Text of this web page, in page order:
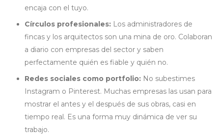
encaja con el tuyo.
Círculos profesionales: Los administradores de
fincas y los arquitectos son una mina de oro. Colaboran
a diario con empresas del sector y saben
perfectamente quién es fiable y quién no.
Redes sociales como portfolio: No subestimes
Instagram o Pinterest. Muchas empresas las usan para
mostrar el antes y el después de sus obras, casi en
tiempo real. Es una forma muy dinámica de ver su
trabajo.